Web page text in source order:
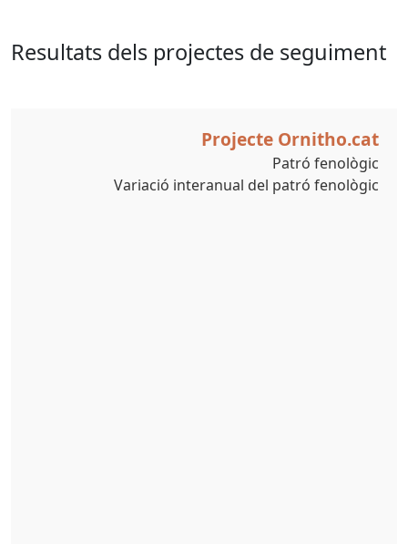
Resultats dels projectes de seguiment
Projecte Ornitho.cat
Patró fenològic
Variació interanual del patró fenològic